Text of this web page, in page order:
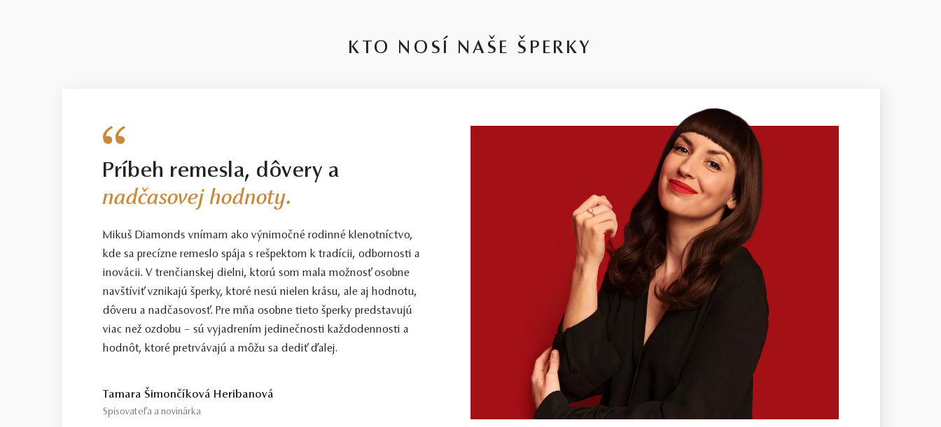
KTO NOSÍ NAŠE ŠPERKY
Príbeh remesla, dôvery a
nadčasovej hodnoty.
Mikuš Diamonds vnímam ako výnimočné rodinné klenotníctvo,
kde sa precízne remeslo spája s rešpektom k tradícii, odbornosti a
inovácii. V trenčianskej dielni, ktorú som mala možnosť osobne
navštíviť vznikajú šperky, ktoré nesú nielen krásu, ale aj hodnotu,
dôveru a nadčasovosť. Pre mňa osobne tieto šperky predstavujú
viac než ozdobu – sú vyjadrením jedinečnosti každodennosti a
hodnôt, ktoré pretrvávajú a môžu sa dediť ďalej.
Tamara Šimončíková Heribanová
Spisovateľa a novinárka